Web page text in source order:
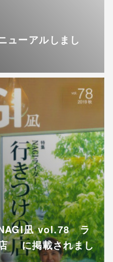
ューアルしまし
凪 vol.78 ラ
に掲載されまし